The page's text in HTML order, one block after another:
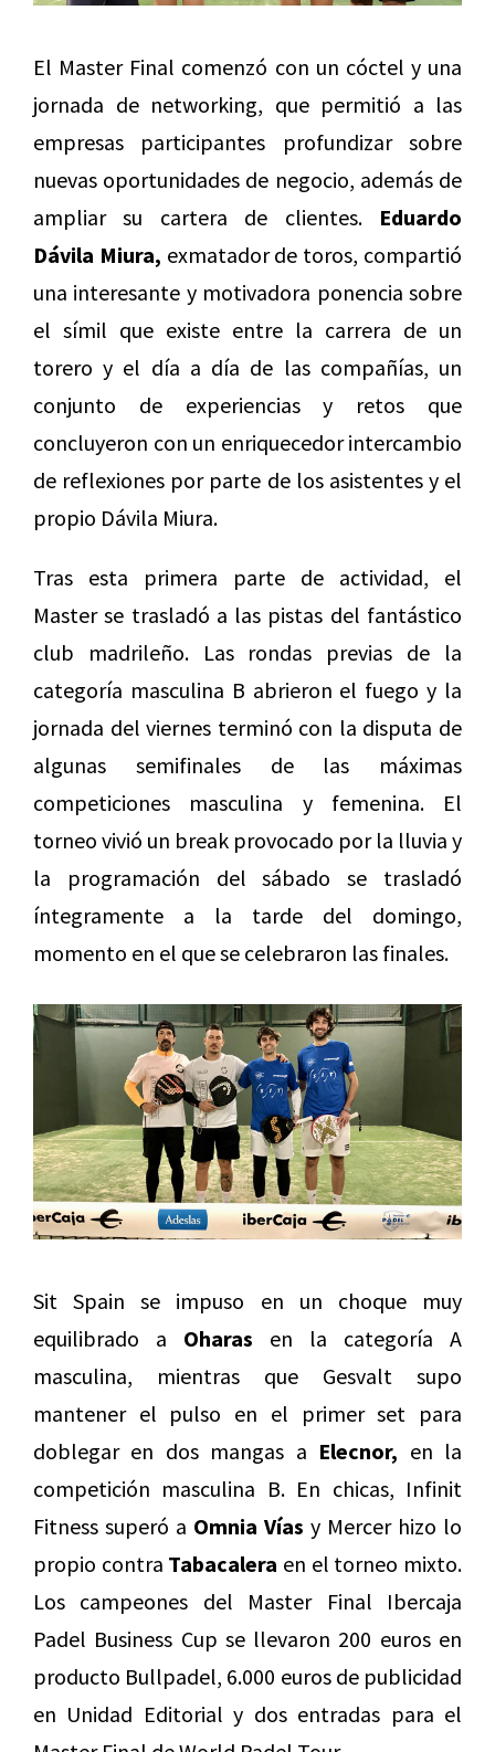
El Master Final comenzó con un cóctel y una
jornada de networking, que permitió a las
empresas participantes profundizar sobre
nuevas oportunidades de negocio, además de
ampliar su cartera de clientes. Eduardo
Dávila Miura, exmatador de toros, compartió
una interesante y motivadora ponencia sobre
el símil que existe entre la carrera de un
torero y el día a día de las compañías, un
conjunto de experiencias y retos que
concluyeron con un enriquecedor intercambio
de reflexiones por parte de los asistentes y el
propio Dávila Miura.
Tras esta primera parte de actividad, el
Master se trasladó a las pistas del fantástico
club madrileño. Las rondas previas de la
categoría masculina B abrieron el fuego y la
jornada del viernes terminó con la disputa de
algunas semifinales de las máximas
competiciones masculina y femenina. El
torneo vivió un break provocado por la lluvia y
la programación del sábado se trasladó
íntegramente a la tarde del domingo,
momento en el que se celebraron las finales.
Sit Spain se impuso en un choque muy
equilibrado a Oharas en la categoría A
masculina, mientras que Gesvalt supo
mantener el pulso en el primer set para
doblegar en dos mangas a Elecnor, en la
competición masculina B. En chicas, Infinit
Fitness superó a Omnia Vías y Mercer hizo lo
propio contra Tabacalera en el torneo mixto.
Los campeones del Master Final Ibercaja
Padel Business Cup se llevaron 200 euros en
producto Bullpadel, 6.000 euros de publicidad
en Unidad Editorial y dos entradas para el